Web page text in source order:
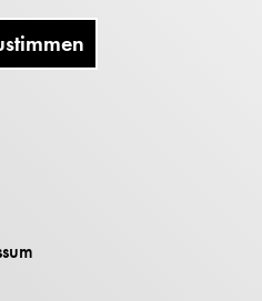
Mariasole
Cocchetti;
Friendly